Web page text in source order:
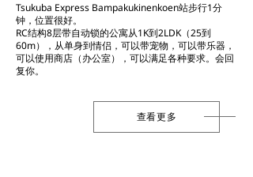
Tsukuba Express Bampakukinenkoen站步行1分
钟，位置很好。
RC结构8层带自动锁的公寓从1K到2LDK（25到
60m），从单身到情侣，可以带宠物，可以带乐器，
可以使用商店（办公室），可以满足各种要求。会回
复你。
查看更多